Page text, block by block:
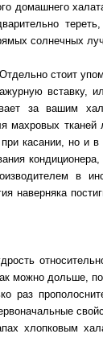
домашнего
солнечных
стоит
вставку,
за вашим
махровых тканей
касании, но и
в
наверняка
можно дольше,
раз
хлопковым